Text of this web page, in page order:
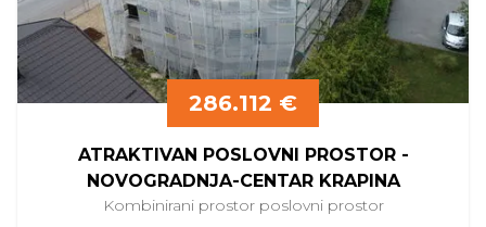
286.112 €
ATRAKTIVAN POSLOVNI PROSTOR -
NOVOGRADNJA-CENTAR KRAPINA
Kombinirani prostor poslovni prostor